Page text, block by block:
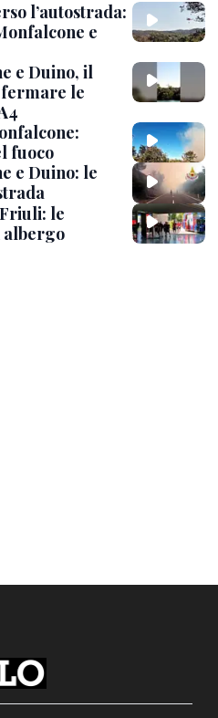
l’autostrada:
e
e Duino, il
le
fuoco
e Duino: le
le